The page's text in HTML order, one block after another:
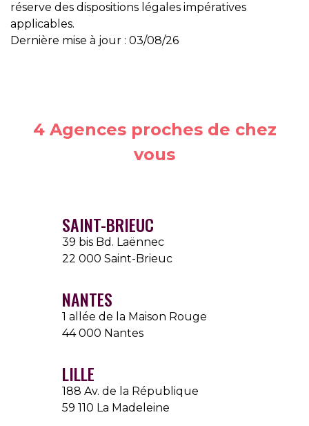
réserve des dispositions légales impératives
applicables.
Dernière mise à jour : 03/08/26
4 Agences proches de chez
vous
SAINT-BRIEUC
39 bis Bd. Laënnec
22 000 Saint-Brieuc
NANTES
1 allée de la Maison Rouge
44 000 Nantes
LILLE
188 Av. de la République
59 110 La Madeleine